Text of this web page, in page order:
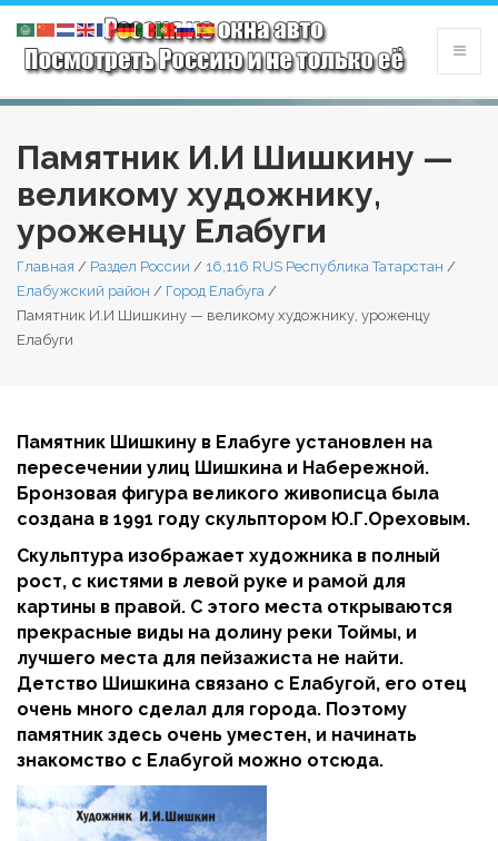
Памятник И.И Шишкину —
великому художнику,
уроженцу Елабуги
Главная / Раздел России / 16,116 RUS Республика Татарстан /
Елабужский район / Город Елабуга /
Памятник И.И Шишкину — великому художнику, уроженцу
Елабуги
Памятник Шишкину в Елабуге установлен на
пересечении улиц Шишкина и Набережной.
Бронзовая фигура великого живописца была
создана в 1991 году скульптором Ю.Г.Ореховым.
Скульптура изображает художника в полный
рост, с кистями в левой руке и рамой для
картины в правой. С этого места открываются
прекрасные виды на долину реки Тоймы, и
лучшего места для пейзажиста не найти.
Детство Шишкина связано с Елабугой, его отец
очень много сделал для города. Поэтому
памятник здесь очень уместен, и начинать
знакомство с Елабугой можно отсюда.